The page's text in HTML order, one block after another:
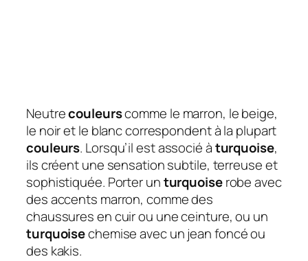
Neutrecouleurscomme le marron, le beige,
le noir et le blanc correspondent à la plupart
couleurs. Lorsqu’il est associé àturquoise,
ils créent une sensation subtile, terreuse et
sophistiquée. Porter unturquoiserobe avec
des accents marron, comme des
chaussures en cuir ou une ceinture, ou un
turquoisechemise avec un jean foncé ou
des kakis.